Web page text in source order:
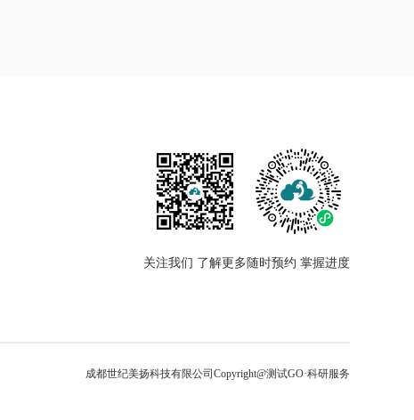
关注我们 了解更多 随时预约 掌握进度
成都世纪美扬科技有限公司 Copyright@测试GO·科研服务